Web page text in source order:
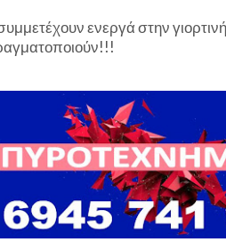
ενεργά στην